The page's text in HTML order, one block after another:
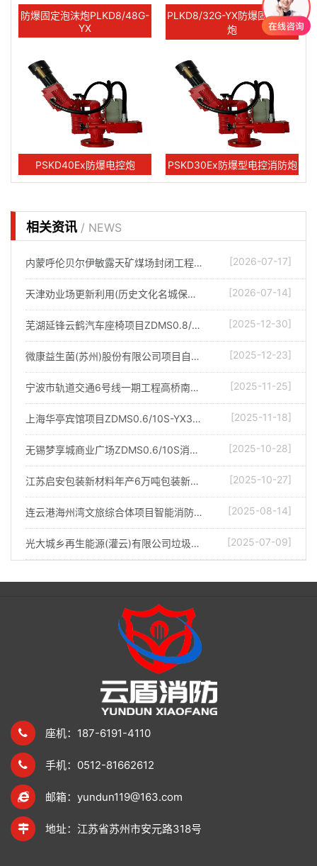
防爆固定泡沫炮PLKD8/48G-
YX
PLKD8/32G-YX防爆固定泡沫
炮
PSKD40Ex防爆电控炮 PSKD30Ex防爆型电控消防炮
相关资讯 / NEWS
内蒙呼伦贝尔伊敏露天矿煤场封闭工程项目防爆消防炮调试完成 [2026-07-17]
天津劝业场更新利用(历史文化名城保护)项目消防水炮调试完成 [2026-07-14]
芜湖延锋云鹤汽车座椅项目ZDMS0.8/30S-YX55自动消防炮调试完成 [2025-12-30]
微康益生菌(苏州)股份有限公司项目自动消防水炮调试完成 [2025-12-23]
宁波市轨道交通6号线一期工程高桥南车辆段自动消防炮调试完成 [2025-11-25]
上海华亭宾馆项目ZDMS0.6/10S-YX35智能消防炮调试完成 [2025-11-18]
无锡梦享城商业广场ZDMS0.6/10S消防水炮调试完成 [2025-10-28]
江苏启安包装新材料年产6万吨包装新材料项目智能消防炮调试完成 [2025-10-27]
连云港海州湾文旅综合体项目智能消防水炮调试完成 [2025-08-14]
光大城乡再生能源(灌云)有限公司垃圾仓消防炮改造项目调试完成 [2025-07-09]
座机：187-6191-4110
手机：0512-81662612
邮箱：yundun119@163.com
地址：江苏省苏州市安元路318号